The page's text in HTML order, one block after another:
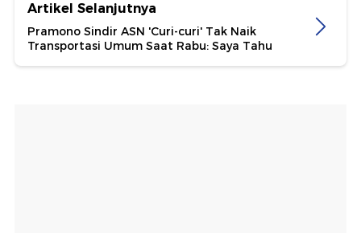
Artikel Selanjutnya
Pramono Sindir ASN 'Curi-curi' Tak Naik
Transportasi Umum Saat Rabu: Saya Tahu